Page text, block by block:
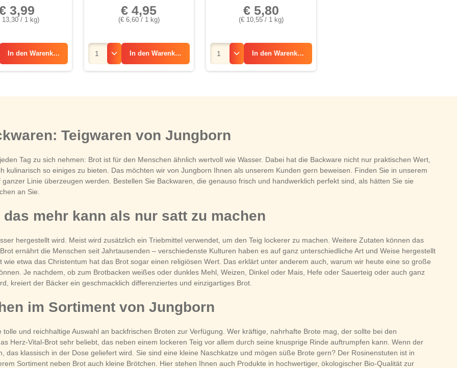
13,30 / 1 kg)
3,99
In den Warenkorb
(€ 6,60 / 1 kg)
€ 4,95
In den Warenkorb
(€ 10,55 / 1 kg)
€ 5,80
In den Warenkorb
Teigwaren von Jungborn
Tag zu sich nehmen: Brot ist für den Menschen ähnlich wertvoll wie Wasser. Dabei hat die Backware nicht nur praktischen Wert,
so einiges zu bieten. Das möchten wir von Jungborn Ihnen als unserem Kunden gern beweisen. Finden Sie in unserem
Linie überzeugen werden. Bestellen Sie Backwaren, die genauso frisch und handwerklich perfekt sind, als hätten Sie sie
an Sie.
mehr kann als nur satt zu machen
hergestellt wird. Meist wird zusätzlich ein Triebmittel verwendet, um den Teig lockerer zu machen. Weitere Zutaten können das
ernährt die Menschen seit Jahrtausenden – verschiedenste Kulturen haben es auf ganz unterschiedliche Art und Weise hergestellt
etwa das Christentum hat das Brot sogar einen religiösen Wert. Das erklärt unter anderem auch, warum wir heute eine so große
Je nachdem, ob zum Brotbacken weißes oder dunkles Mehl, Weizen, Dinkel oder Mais, Hefe oder Sauerteig oder auch ganz
kreiert der Bäcker ein geschmacklich differenziertes und einzigartiges Brot.
im Sortiment von Jungborn
und reichhaltige Auswahl an backfrischen Broten zur Verfügung. Wer kräftige, nahrhafte Brote mag, der sollte bei den
Herz-Vital-Brot sehr beliebt, das neben einem lockeren Teig vor allem durch seine knusprige Rinde auftrumpfen kann. Wenn der
das klassisch in der Dose geliefert wird. Sie sind eine kleine Naschkatze und mögen süße Brote gern? Der Rosinenstuten ist in
Sortiment neben Brot auch kleine Brötchen. Hier stehen Ihnen auch Produkte in hochwertiger, ökologischer Bio-Qualität zur